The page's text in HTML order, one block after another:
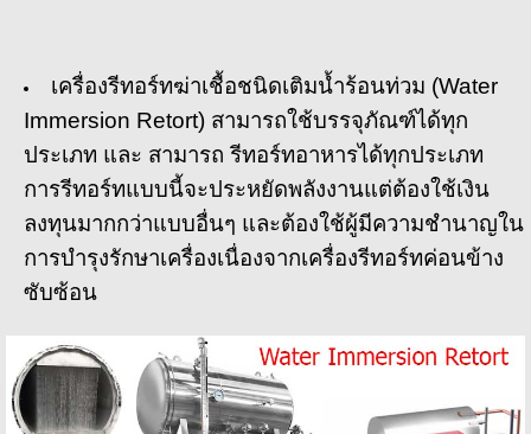
เครื่องรีทอร์ทฆ่าเชื้อชนิดเติมน้ำร้อนท่วม (Water
Immersion Retort) สามารถใช้บรรจุภัณฑ์ได้ทุก
ประเภท และ สามารถ รีทอร์ทอาหารได้ทุกประเภท
การรีทอร์ทแบบนี้จะประหยัดพลังงานแต่ต้องใช้เงิน
ลงทุนมากกว่าแบบอื่นๆ และต้องใช้ผู้มีความชำนาญใน
การบำรุงรักษาเครื่องเนื่องจากเครื่องรีทอร์ทค่อนข้าง
ซับซ้อน